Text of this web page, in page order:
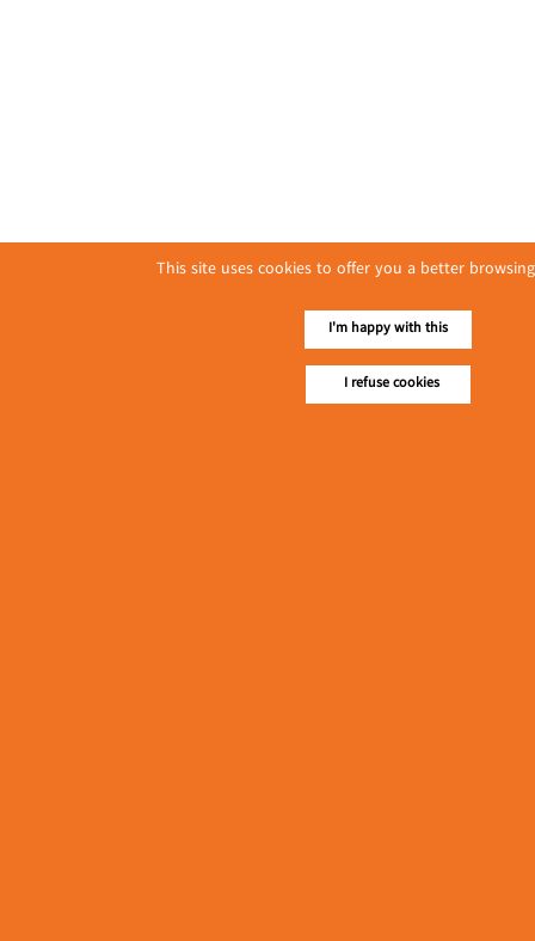
This site uses cookies to offer you a better
I'm happy with this
I refuse cookies